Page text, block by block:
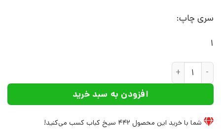
سری چاپ:
1
کتاب مدیریت اجاره مراکز خرید و مال ها | انتشارات علم عدد
افزودن به سبد خرید
شما با خرید این محصول 442 سیخ کباب کسب می‌کنید!